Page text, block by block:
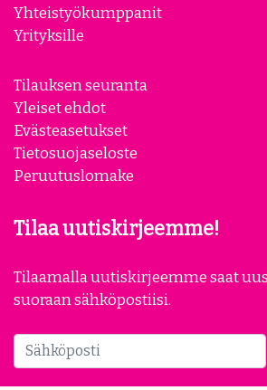
Yhteistyökumppanit
Yrityksille
Tilauksen seuranta
Yleiset ehdot
Evästeasetukset
Tietosuojaseloste
Peruutuslomake
Tilaa uutiskirjeemme!
Tilaamalla uutiskirjeemme saat
suoraan sähköpostiisi.